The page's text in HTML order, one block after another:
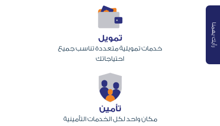
تمويل
خدمات تمويلية متعددة تناسب جميع
احتياجاتك
تأمين
مكان واحد لكل الخدمات التأمينية
رأيك يهمنا